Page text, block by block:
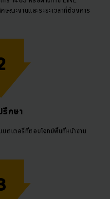
ณะงานและระยะเวลาที่ต้องการ
รึกษา
ตเตอรี่ที่ตอบโจทย์พื้นที่หน้างาน